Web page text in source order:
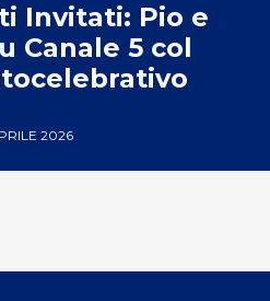
Invitati: Pio e
Canale 5 col
2026